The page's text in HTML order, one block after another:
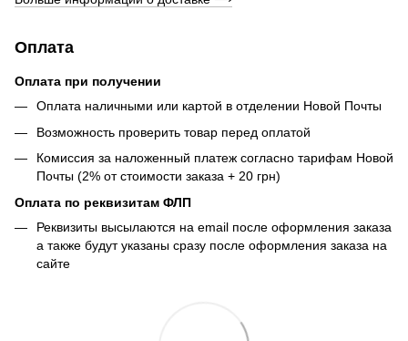
Оплата
Оплата при получении
Оплата наличными или картой в отделении Новой Почты
Возможность проверить товар перед оплатой
Комиссия за наложенный платеж согласно тарифам Новой
Почты (2% от стоимости заказа + 20 грн)
Оплата по реквизитам ФЛП
Реквизиты высылаются на email после оформления заказа
а также будут указаны сразу после оформления заказа на
сайте